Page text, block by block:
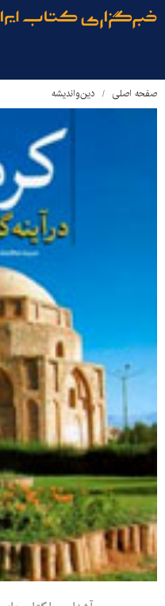
صفحه اصلی دین‌واندیشه